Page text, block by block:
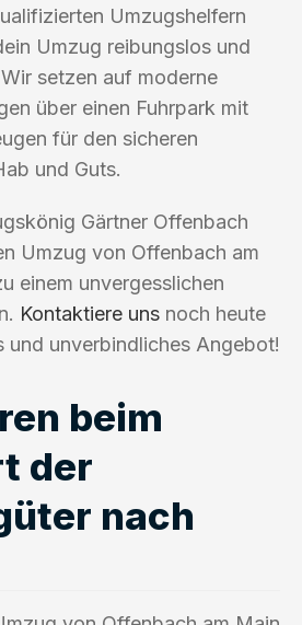
Umzugshelfern
Umzug reibungslos und
setzen auf moderne
über einen Fuhrpark mit
für den sicheren
und Guts.
Gärtner Offenbach
Umzug von Offenbach am
einem unvergesslichen
Kontaktiere uns noch heute
und unverbindliches Angebot!
beim
der
nach